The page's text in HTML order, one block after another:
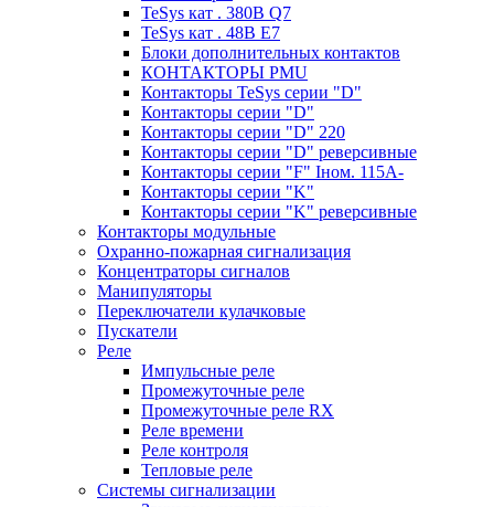
TeSys кат . 380В Q7
TeSys кат . 48В E7
Блоки дополнительных контактов
КОНТАКТОРЫ PMU
Контакторы TeSys серии "D"
Контакторы серии "D"
Контакторы серии "D" 220
Контакторы серии "D" реверсивные
Контакторы серии "F" Iном. 115А-
Контакторы серии "K"
Контакторы серии "K" реверсивные
Контакторы модульные
Охранно-пожарная сигнализация
Концентраторы сигналов
Манипуляторы
Переключатели кулачковые
Пускатели
Реле
Импульсные реле
Промежуточные реле
Промежуточные реле RX
Реле времени
Реле контроля
Тепловые реле
Системы сигнализации